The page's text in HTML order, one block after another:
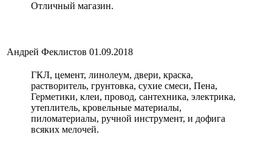
Отличный магазин.
Андрей Феклистов 01.09.2018
ГКЛ, цемент, линолеум, двери, краска,
растворитель, грунтовка, сухие смеси, Пена,
Герметики, клеи, провод, сантехника, электрика,
утеплитель, кровельные материалы,
пиломатериалы, ручной инструмент, и дофига
всяких мелочей.